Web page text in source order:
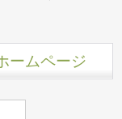
ームページ